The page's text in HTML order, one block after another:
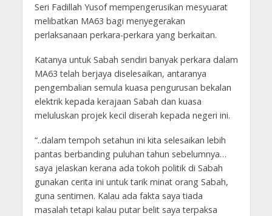
Seri Fadillah Yusof mempengerusikan mesyuarat
melibatkan MA63 bagi menyegerakan
perlaksanaan perkara-perkara yang berkaitan.
Katanya untuk Sabah sendiri banyak perkara dalam
MA63 telah berjaya diselesaikan, antaranya
pengembalian semula kuasa pengurusan bekalan
elektrik kepada kerajaan Sabah dan kuasa
meluluskan projek kecil diserah kepada negeri ini.
“..dalam tempoh setahun ini kita selesaikan lebih
pantas berbanding puluhan tahun sebelumnya…
saya jelaskan kerana ada tokoh politik di Sabah
gunakan cerita ini untuk tarik minat orang Sabah,
guna sentimen. Kalau ada fakta saya tiada
masalah tetapi kalau putar belit saya terpaksa